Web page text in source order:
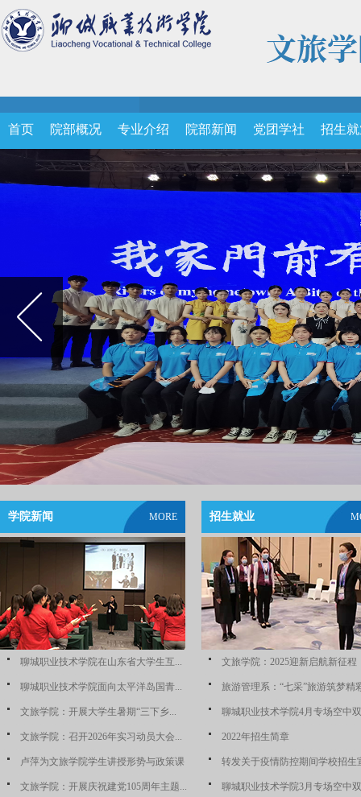
首页 院部概况 专业介绍 院部新闻 党团学社 招生
MORE
学院新闻
聊城职业技术学院在山东省大学生互...
聊城职业技术学院面向太平洋岛国青...
文旅学院：开展大学生暑期“三下乡...
文旅学院：召开2026年实习动员大会...
卢萍为文旅学院学生讲授形势与政策课
文旅学院：开展庆祝建党105周年主题...
招生就业
文旅学院：2025迎新启航新征程
旅游管理系：“七采”旅游筑梦精
聊城职业技术学院4月专场空中
2022年招生简章
转发关于疫情防控期间学校招生
聊城职业技术学院3月专场空中